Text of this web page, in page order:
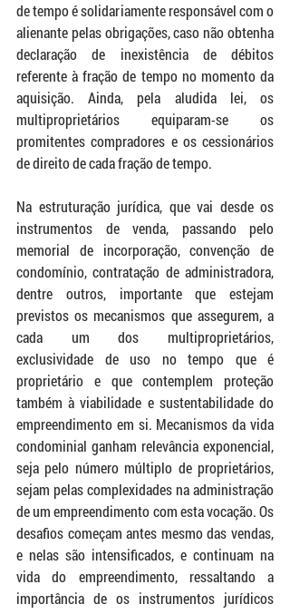
de tempo é solidariamente responsável com o
alienante pelas obrigações, caso não obtenha
declaração de inexistência de débitos
referente à fração de tempo no momento da
aquisição. Ainda, pela aludida lei, os
multiproprietários equiparam-se os
promitentes compradores e os cessionários
de direito de cada fração de tempo.
Na estruturação jurídica, que vai desde os
instrumentos de venda, passando pelo
memorial de incorporação, convenção de
condomínio, contratação de administradora,
dentre outros, importante que estejam
previstos os mecanismos que assegurem, a
cada um dos multiproprietários,
exclusividade de uso no tempo que é
proprietário e que contemplem proteção
também à viabilidade e sustentabilidade do
empreendimento em si. Mecanismos da vida
condominial ganham relevância exponencial,
seja pelo número múltiplo de proprietários,
sejam pelas complexidades na administração
de um empreendimento com esta vocação. Os
desafios começam antes mesmo das vendas,
e nelas são intensificados, e continuam na
vida do empreendimento, ressaltando a
importância de os instrumentos jurídicos